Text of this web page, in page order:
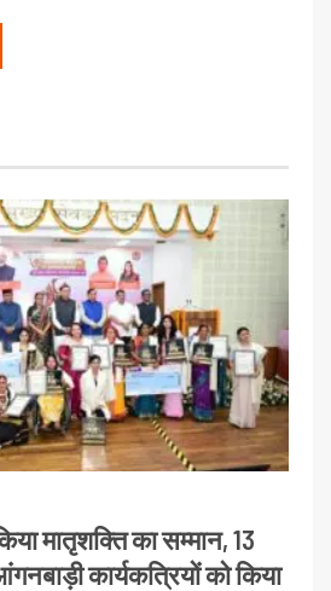
मातृशक्ति का सम्मान, 13
कार्यकत्रियों को किया